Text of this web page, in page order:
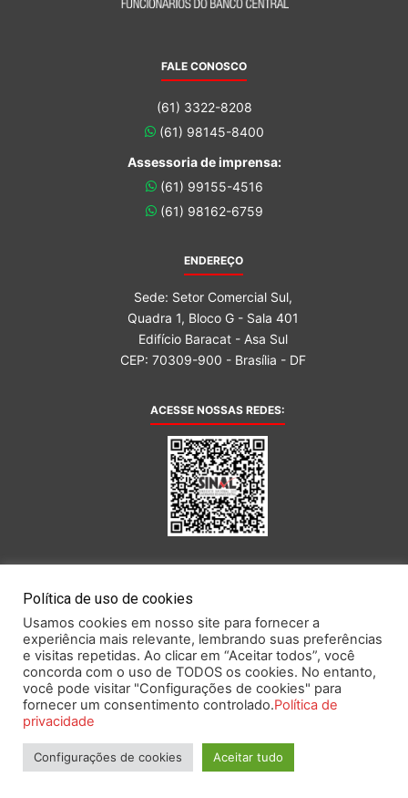
FALE CONOSCO
(61) 3322-8208
(61) 98145-8400
Assessoria de imprensa:
(61) 99155-4516
(61) 98162-6759
ENDEREÇO
Sede: Setor Comercial Sul,
Quadra 1, Bloco G - Sala 401
Edifício Baracat - Asa Sul
CEP: 70309-900 - Brasília - DF
ACESSE NOSSAS REDES:
Este portal obedece às prescrições da Lei Geral de Proteção de Dados.
2026 SINAL – Sindicato Nacional dos Funcionários do Banco Central.
Política de uso de cookies
Usamos cookies em nosso site para fornecer a
experiência mais relevante, lembrando suas preferências
e visitas repetidas. Ao clicar em “Aceitar todos”, você
concorda com o uso de TODOS os cookies. No entanto,
você pode visitar "Configurações de cookies" para
fornecer um consentimento controlado.Política de
privacidade
Configurações de cookies Aceitar tudo